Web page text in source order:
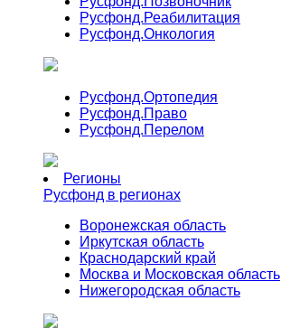
Русфонд.Реабилитация
Русфонд.Онкология
Русфонд.Ортопедия
Русфонд.Право
Русфонд.Перелом
Регионы
Русфонд в регионах
Воронежская область
Иркутская область
Краснодарский край
Москва и Московская область
Нижегородская область